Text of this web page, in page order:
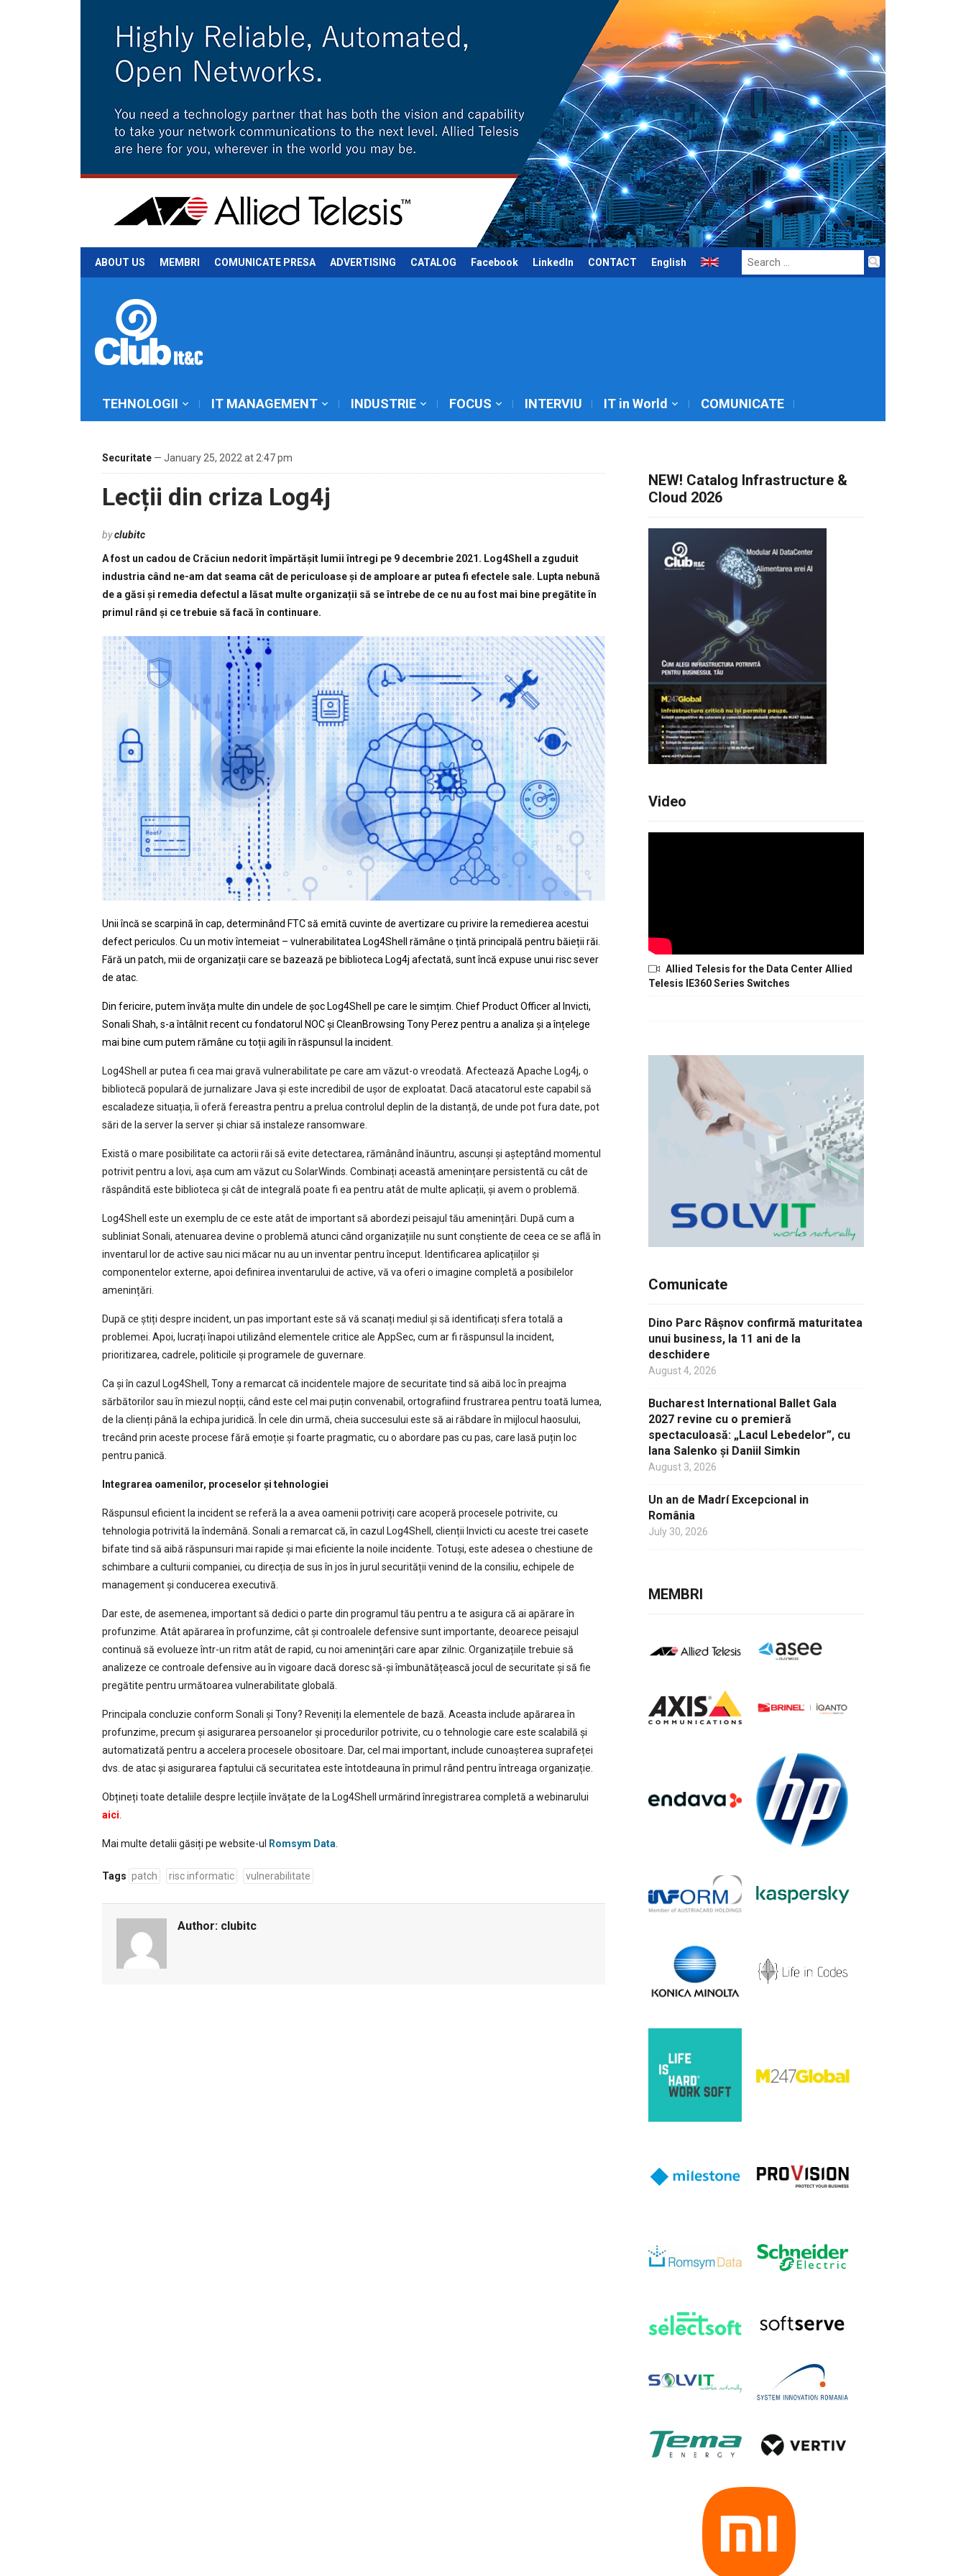
ABOUT US MEMBRI COMUNICATE PRESA ADVERTISING CATALOG Facebook LinkedIn CONTACT English
Search
for:
TEHNOLOGII IT MANAGEMENT INDUSTRIE FOCUS INTERVIU IT in World COMUNICATE
Securitate — January 25, 2022 at 2:47 pm
Lecții din criza Log4j
byclubitc
A fost un cadou de Crăciun nedorit împărtășit lumii întregi pe 9 decembrie 2021. Log4Shell a zguduit
industria când ne-am dat seama cât de periculoase și de amploare ar putea fi efectele sale. Lupta nebună
de a găsi și remedia defectul a lăsat multe organizații să se întrebe de ce nu au fost mai bine pregătite în
primul rând și ce trebuie să facă în continuare.
Unii încă se scarpină în cap, determinând FTC să emită cuvinte de avertizare cu privire la remedierea acestui
defect periculos. Cu un motiv întemeiat – vulnerabilitatea Log4Shell rămâne o țintă principală pentru băieții răi.
Fără un patch, mii de organizații care se bazează pe biblioteca Log4j afectată, sunt încă expuse unui risc sever
de atac.
Din fericire, putem învăța multe din undele de șoc Log4Shell pe care le simțim. Chief Product Officer al Invicti,
Sonali Shah, s-a întâlnit recent cu fondatorul NOC și CleanBrowsing Tony Perez pentru a analiza și a înțelege
mai bine cum putem rămâne cu toții agili în răspunsul la incident.
Log4Shell ar putea fi cea mai gravă vulnerabilitate pe care am văzut-o vreodată. Afectează Apache Log4j, o
bibliotecă populară de jurnalizare Java și este incredibil de ușor de exploatat. Dacă atacatorul este capabil să
escaladeze situația, îi oferă fereastra pentru a prelua controlul deplin de la distanță, de unde pot fura date, pot
sări de la server la server și chiar să instaleze ransomware.
Există o mare posibilitate ca actorii răi să evite detectarea, rămânând înăuntru, ascunși și așteptând momentul
potrivit pentru a lovi, așa cum am văzut cu SolarWinds. Combinați această amenințare persistentă cu cât de
răspândită este biblioteca și cât de integrală poate fi ea pentru atât de multe aplicații, și avem o problemă.
Log4Shell este un exemplu de ce este atât de important să abordezi peisajul tău amenințări. După cum a
subliniat Sonali, atenuarea devine o problemă atunci când organizațiile nu sunt conștiente de ceea ce se află în
inventarul lor de active sau nici măcar nu au un inventar pentru început. Identificarea aplicațiilor și
componentelor externe, apoi definirea inventarului de active, vă va oferi o imagine completă a posibilelor
amenințări.
După ce știți despre incident, un pas important este să vă scanați mediul și să identificați sfera totală a
problemei. Apoi, lucrați înapoi utilizând elementele critice ale AppSec, cum ar fi răspunsul la incident,
prioritizarea, cadrele, politicile și programele de guvernare.
Ca și în cazul Log4Shell, Tony a remarcat că incidentele majore de securitate tind să aibă loc în preajma
sărbătorilor sau în miezul nopții, când este cel mai puțin convenabil, ortografiind frustrarea pentru toată lumea,
de la clienți până la echipa juridică. În cele din urmă, cheia succesului este să ai răbdare în mijlocul haosului,
trecând prin aceste procese fără emoție și foarte pragmatic, cu o abordare pas cu pas, care lasă puțin loc
pentru panică.
Integrarea oamenilor, proceselor și tehnologiei
Răspunsul eficient la incident se referă la a avea oamenii potriviți care acoperă procesele potrivite, cu
tehnologia potrivită la îndemână. Sonali a remarcat că, în cazul Log4Shell, clienții Invicti cu aceste trei casete
bifate tind să aibă răspunsuri mai rapide și mai eficiente la noile incidente. Totuși, este adesea o chestiune de
schimbare a culturii companiei, cu direcția de sus în jos în jurul securității venind de la consiliu, echipele de
management și conducerea executivă.
Dar este, de asemenea, important să dedici o parte din programul tău pentru a te asigura că ai apărare în
profunzime. Atât apărarea în profunzime, cât și controalele defensive sunt importante, deoarece peisajul
continuă să evolueze într-un ritm atât de rapid, cu noi amenințări care apar zilnic. Organizațiile trebuie să
analizeze ce controale defensive au în vigoare dacă doresc să-și îmbunătățească jocul de securitate și să fie
pregătite pentru următoarea vulnerabilitate globală.
Principala concluzie conform Sonali și Tony? Reveniți la elementele de bază. Aceasta include apărarea în
profunzime, precum și asigurarea persoanelor și procedurilor potrivite, cu o tehnologie care este scalabilă și
automatizată pentru a accelera procesele obositoare. Dar, cel mai important, include cunoașterea suprafeței
dvs. de atac și asigurarea faptului că securitatea este întotdeauna în primul rând pentru întreaga organizație.
Obțineți toate detaliile despre lecțiile învățate de la Log4Shell urmărind înregistrarea completă a webinarului
aici
Mai multe detalii găsiți pe website-ul Romsym Data
Tags patch risc informatic vulnerabilitate
Author: clubitc
NEW! Catalog Infrastructure &
Cloud 2026
Video
Allied Telesis for the Data Center Allied
Telesis IE360 Series Switches
Comunicate
Dino Parc Râșnov confirmă maturitatea
unui business, la 11 ani de la
deschidere
August 4, 2026
Bucharest International Ballet Gala
2027 revine cu o premieră
spectaculoasă: „Lacul Lebedelor”, cu
Iana Salenko și Daniil Simkin
August 3, 2026
Un an de Madrí Excepcional in
România
July 30, 2026
MEMBRI